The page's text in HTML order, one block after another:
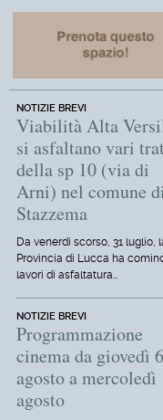
NOTIZIE BREVI
Viabilità Alta
si asfaltano vari
della sp 10 (via di
Arni) nel comune
Stazzema
Da venerdì scorso, 31 luglio,
Provincia di Lucca ha
lavori di asfaltatura…
NOTIZIE BREVI
Programmazione
cinema da giovedì 6
agosto a mercoledì
agosto